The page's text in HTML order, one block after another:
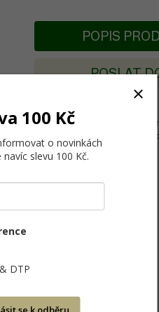
POPIS
POSLAT
Tecco Production SP180
vodou. Materiál na bázi
100 Kč
o novinkách
slevu 100 Kč.
DTP